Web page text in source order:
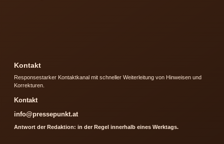
Kontakt
Responsestarker Kontaktkanal mit schneller Weiterleitung von Hinweisen und
Korrekturen.
Kontakt
info@pressepunkt.at
Antwort der Redaktion: in der Regel innerhalb eines Werktags.